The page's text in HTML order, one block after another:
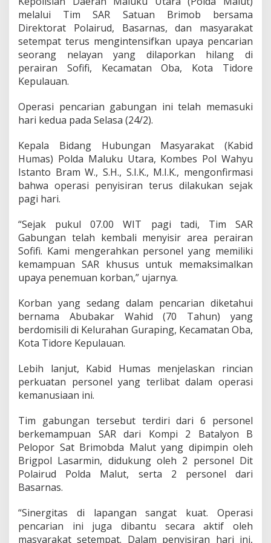
e
s
o
n
e
l
n
t
a
i
N
a
n
H
i
l
n
g
d
i
P
r
a
r
n
S
o
f
melalui Tim SAR Satuan Brimob bersama
Direktorat Polairud, Basarnas, dan masyarakat
setempat terus mengintensifkan upaya pencarian
seorang nelayan yang dilaporkan hilang di
perairan Sofifi, Kecamatan Oba, Kota Tidore
Kepulauan.
Operasi pencarian gabungan ini telah memasuki
hari kedua pada Selasa (24/2).
Kepala Bidang Hubungan Masyarakat (Kabid
Humas) Polda Maluku Utara, Kombes Pol Wahyu
Istanto Bram W., S.H., S.I.K., M.I.K., mengonfirmasi
bahwa operasi penyisiran terus dilakukan sejak
pagi hari.
“Sejak pukul 07.00 WIT pagi tadi, Tim SAR
Gabungan telah kembali menyisir area perairan
Sofifi. Kami mengerahkan personel yang memiliki
kemampuan SAR khusus untuk memaksimalkan
upaya penemuan korban,” ujarnya.
Korban yang sedang dalam pencarian diketahui
bernama Abubakar Wahid (70 Tahun) yang
berdomisili di Kelurahan Guraping, Kecamatan Oba,
Kota Tidore Kepulauan.
Lebih lanjut, Kabid Humas menjelaskan rincian
perkuatan personel yang terlibat dalam operasi
kemanusiaan ini.
Tim gabungan tersebut terdiri dari 6 personel
berkemampuan SAR dari Kompi 2 Batalyon B
Pelopor Sat Brimobda Malut yang dipimpin oleh
Brigpol Lasarmin, didukung oleh 2 personel Dit
Polairud Polda Malut, serta 2 personel dari
Basarnas.
“Sinergitas di lapangan sangat kuat. Operasi
pencarian ini juga dibantu secara aktif oleh
masyarakat setempat. Dalam penyisiran hari ini,